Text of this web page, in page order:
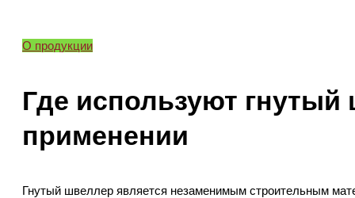
О продукции
Где используют
применении
Гнутый швеллер является незаменимым строительным